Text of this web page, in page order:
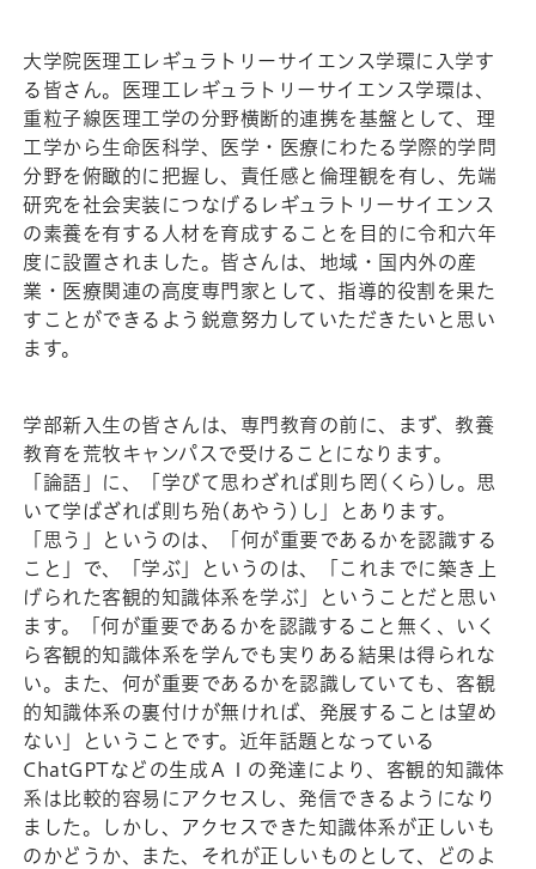
大学院医理工レギュラトリーサイエンス学環に入学す
る皆さん。医理工レギュラトリーサイエンス学環は、
重粒子線医理工学の分野横断的連携を基盤として、理
工学から生命医科学、医学・医療にわたる学際的学問
分野を俯瞰的に把握し、責任感と倫理観を有し、先端
研究を社会実装につなげるレギュラトリーサイエンス
の素養を有する人材を育成することを目的に令和六年
度に設置されました。皆さんは、地域・国内外の産
業・医療関連の高度専門家として、指導的役割を果た
すことができるよう鋭意努力していただきたいと思い
ます。
学部新入生の皆さんは、専門教育の前に、まず、教養
教育を荒牧キャンパスで受けることになります。
「論語」に、「学びて思わざれば則ち罔(くら)し。思
いて学ばざれば則ち殆(あやう)し」とあります。
「思う」というのは、「何が重要であるかを認識する
こと」で、「学ぶ」というのは、「これまでに築き上
げられた客観的知識体系を学ぶ」ということだと思い
ます。「何が重要であるかを認識すること無く、いく
ら客観的知識体系を学んでも実りある結果は得られな
い。また、何が重要であるかを認識していても、客観
的知識体系の裏付けが無ければ、発展することは望め
ない」ということです。近年話題となっている
ChatGPTなどの生成ＡＩの発達により、客観的知識体
系は比較的容易にアクセスし、発信できるようになり
ました。しかし、アクセスできた知識体系が正しいも
のかどうか、また、それが正しいものとして、どのよ